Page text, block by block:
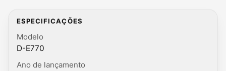
ESPECIFICAÇÕES
Modelo
D-E770
Ano de lançamento